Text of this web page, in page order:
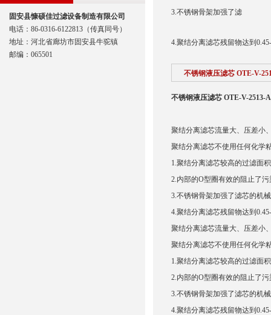
3.不锈钢骨架加强了滤
4.聚结分离滤芯残留物达到
不锈钢液压滤芯 OTE-V-
不锈钢液压滤芯 OTE-V-2513-
聚结分离滤芯流量大、压差小
聚结分离滤芯不使用任何化学
1.聚结分离滤芯较高的过滤面
2.内部的O型圈有效的阻止了
3.不锈钢骨架加强了滤芯的机
4.聚结分离滤芯残留物达到
聚结分离滤芯流量大、压差小
聚结分离滤芯不使用任何化学
1.聚结分离滤芯较高的过滤面
2.内部的O型圈有效的阻止了
3.不锈钢骨架加强了滤芯的机
4.聚结分离滤芯残留物达到
固安县慷硕佳过滤设备制造有限公司
电话：86-0316-6122813（传真同号）
地址：河北省廊坊市固安县牛驼镇
邮编：065501